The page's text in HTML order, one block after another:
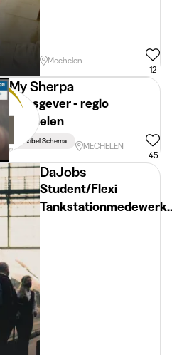
Mechelen
12
My Sherpa
Bijlesgever - regio
Mechelen
Flexibel Schema
MECHELEN
45
DaJobs
Student/Flexi